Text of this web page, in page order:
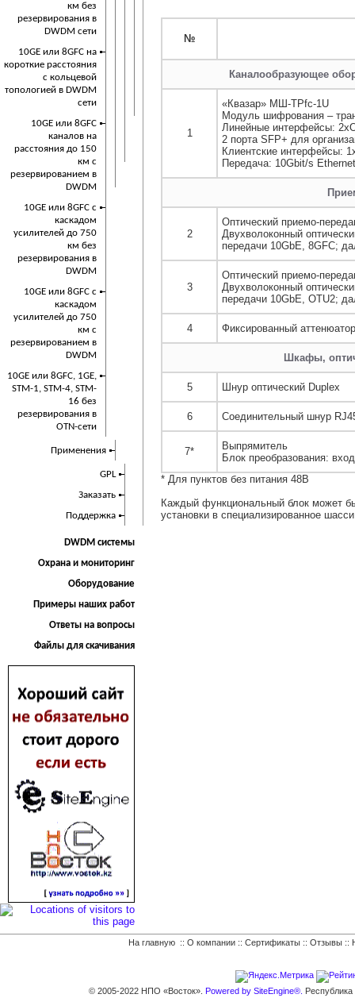
км без
резервирования в
DWDM сети
10GE или 8GFC на
короткие расстояния
с кольцевой
топологией в DWDM
сети
10GE или 8GFC
каналов на
расстояния до 150
км с
резервированием в
DWDM
10GE или 8GFC с
каскадом
усилителей до 750
км без
резервирования в
DWDM
10GE или 8GFC с
каскадом
усилителей до 750
км с
резервированием в
DWDM
10GE или 8GFC, 1GE,
STM-1, STM-4, STM-
16 без
резервирования в
OTN-сети
Применения
GPL
Заказать
Поддержка
DWDM системы
Охрана и мониторинг
Оборудование
Примеры наших работ
Ответы на вопросы
Файлы для скачивания
№
Каналообразующее
1
«Квазар» МШ-ТРfc-1U
Модуль шифрования –
Линейные интерфейсы:
2 порта SFP+ для
Клиентские интерфейсы:
Передача: 10Gbit/s
2
Оптический приемо-
Двухволоконный
передачи 10GbE, 8GFC;
3
Оптический приемо-
Двухволоконный
передачи 10GbE, OTU2;
4 Фиксированный аттенюатор
Шкафы,
5 Шнур оптический Duplex
6 Соединительный шнур
7*
Выпрямитель
Блок преобразования:
* Для пунктов без питания 48В
Каждый функциональный блок может
установки в специализированное
На главную :: О компании :: Сертификаты :: Отзывы ::
© 2005-2022 НПО «Восток». Powered by SiteEngine®.